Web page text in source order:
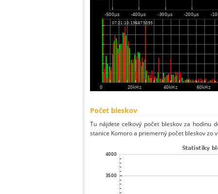
Počet bleskov
Tu nájdete celkový počet bleskov za hodinu
stanice Komoro a priemerný počet bleskov zo